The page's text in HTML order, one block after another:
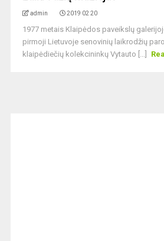
admin 2019 02 20
1977 metais Klaipėdos paveikslų
pirmoji Lietuvoje senovinių laikrodžių
klaipėdiečių kolekcininkų Vytauto [...]